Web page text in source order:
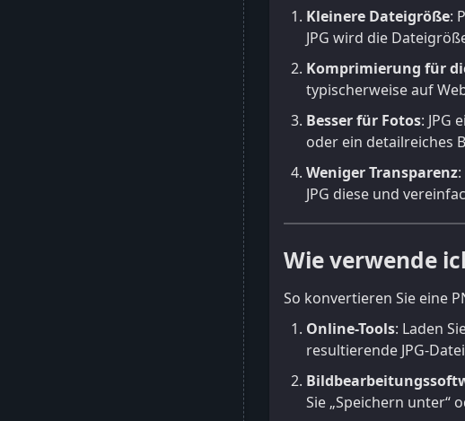
Kleinere Dateigröße:
JPG wird die
Komprimierung für
typischerweise auf
Besser für Fotos: JPG
oder ein detailreiches
Weniger Transparenz
JPG diese und
Wie verwende
So konvertieren Sie eine
Online-Tools: Laden
resultierende JPG-
Sie „Speichern unter“